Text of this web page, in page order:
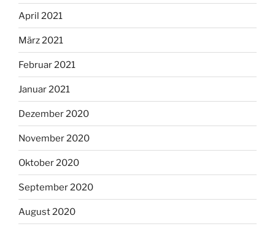
April 2021
März 2021
Februar 2021
Januar 2021
Dezember 2020
November 2020
Oktober 2020
September 2020
August 2020